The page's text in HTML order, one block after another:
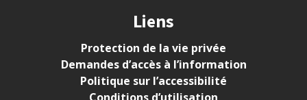
Liens
Protection de la vie privée
Demandes d’accès à l’information
Politique sur l’accessibilité